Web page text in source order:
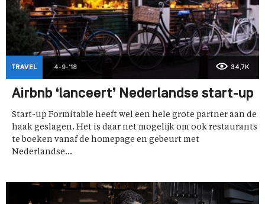
TRAVEL 4-9-'18 34,7K
Airbnb ‘lanceert’ Nederlandse start-up
Start-up Formitable heeft wel een hele grote partner aan de
haak geslagen. Het is daar net mogelijk om ook restaurants
te boeken vanaf de homepage en gebeurt met
Nederlandse...